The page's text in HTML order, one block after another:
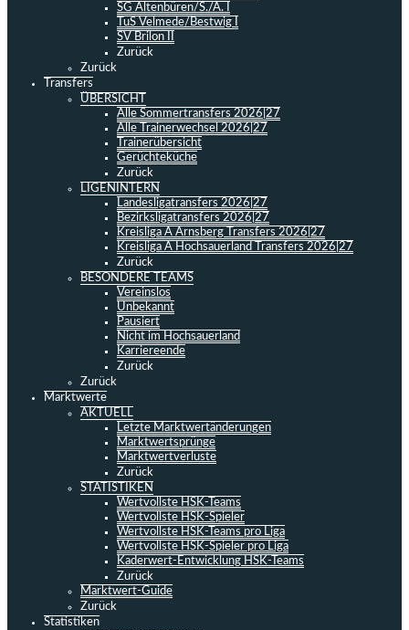
SG Altenbüren/S./A. I
TuS Velmede/Bestwig I
SV Brilon II
Zurück
Zurück
Transfers
ÜBERSICHT
Alle Sommertransfers 2026|27
Alle Trainerwechsel 2026|27
Trainerübersicht
Gerüchteküche
Zurück
LIGENINTERN
Landesligatransfers 2026|27
Bezirksligatransfers 2026|27
Kreisliga A Arnsberg Transfers 2026|27
Kreisliga A Hochsauerland Transfers 2026|27
Zurück
BESONDERE TEAMS
Vereinslos
Unbekannt
Pausiert
Nicht im Hochsauerland
Karriereende
Zurück
Zurück
Marktwerte
AKTUELL
Letzte Marktwertänderungen
Marktwertsprünge
Marktwertverluste
Zurück
STATISTIKEN
Wertvollste HSK-Teams
Wertvollste HSK-Spieler
Wertvollste HSK-Teams pro Liga
Wertvollste HSK-Spieler pro Liga
Kaderwert-Entwicklung HSK-Teams
Zurück
Marktwert-Guide
Zurück
Statistiken